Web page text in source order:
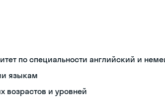
по специальности английский и
языкам
возрастов и уровней